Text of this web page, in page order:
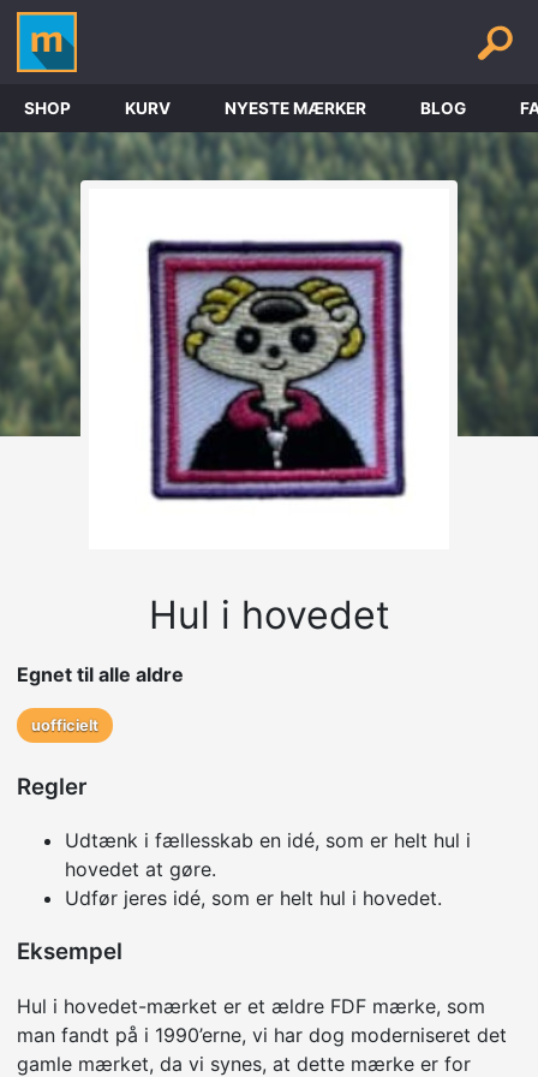
SHOP KURV NYESTE MÆRKER BLOG
Hul i hovedet
Egnet til alle aldre
uofficielt
Regler
Udtænk i fællesskab en idé, som er helt hul i
hovedet at gøre.
Udfør jeres idé, som er helt hul i hovedet.
Eksempel
Hul i hovedet-mærket er et ældre FDF mærke, som
man fandt på i 1990’erne, vi har dog moderniseret det
gamle mærket, da vi synes, at dette mærke er for